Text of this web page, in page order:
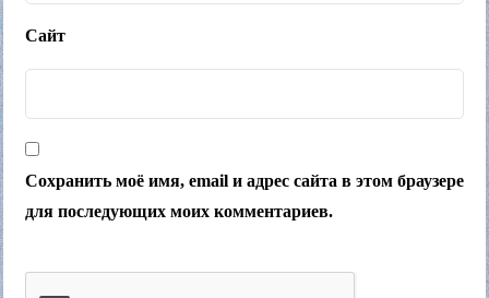
Сайт
Сохранить моё имя, email и адрес сайта в этом браузере
для последующих моих комментариев.